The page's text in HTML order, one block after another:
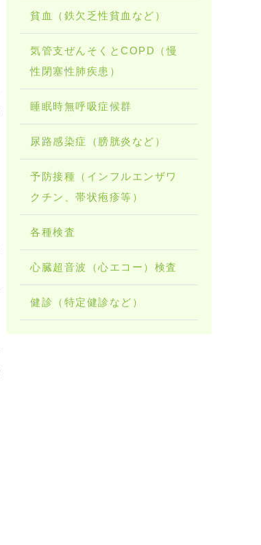
貧血（鉄欠乏性貧血など）
気管支ぜんそくとCOPD（慢
性閉塞性肺疾患）
睡眠時無呼吸症候群
尿路感染症（膀胱炎など）
予防接種（インフルエンザワ
クチン、帯状疱疹等）
各種検査
心臓超音波（心エコー）検査
健診（特定健診など）